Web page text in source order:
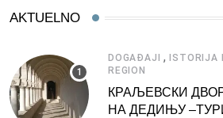
AKTUELNO
DOGAĐAJI , ISTORIJA
REGION
КРАЉЕВСКИ
НА ДЕДИЊУ